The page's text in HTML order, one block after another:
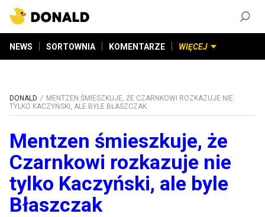
NEWS SORTOWNIA KOMENTARZE WIĘCEJ
DONALD
MENTZEN ŚMIESZKUJE, ŻE CZARNKOWI ROZKAZUJE NIE
TYLKO KACZYŃSKI, ALE BYLE BŁASZCZAK
Mentzen śmieszkuje, że
Czarnkowi rozkazuje nie
tylko Kaczyński, ale byle
Błaszczak